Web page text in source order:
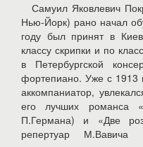
Самуил Яковлевич
Нью-Йорк) рано начал
году был принят в
классу скрипки и по
в Петербургской
фортепиано. Уже с 1913
аккомпаниатор,
его лучших романса
П.Германа) и «Две
репертуар